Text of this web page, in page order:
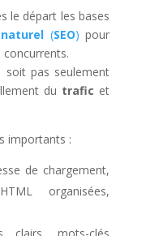
le départ les bases
(SEO) pour
pas seulement
du trafic et
importants :
de chargement,
organisées,